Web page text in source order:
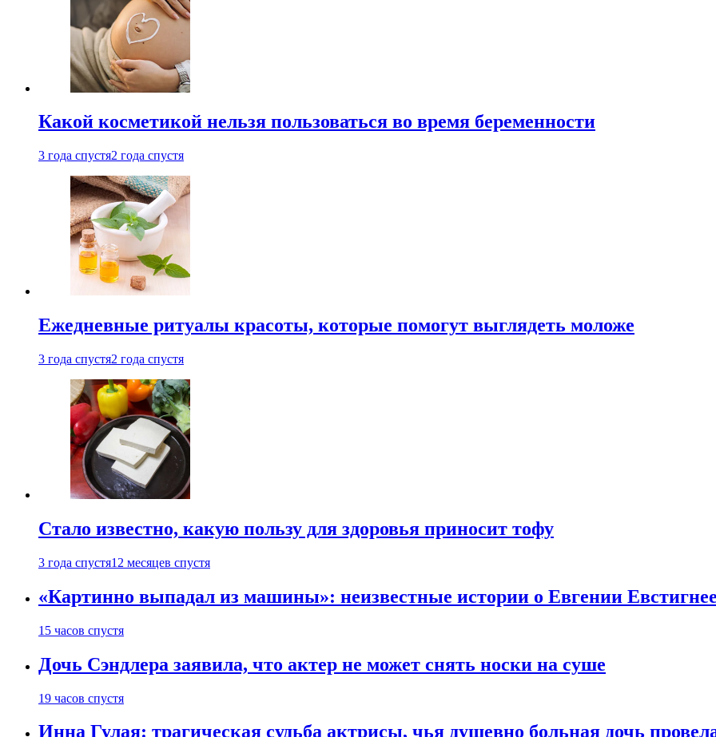
Какой косметикой нельзя пользоваться во время беременности
3 года спустя2 года спустя
Ежедневные ритуалы красоты, которые помогут выглядеть моложе
3 года спустя2 года спустя
Стало известно, какую пользу для здоровья приносит тофу
3 года спустя12 месяцев спустя
«Картинно выпадал из машины»: неизвестные истории о Евгении
15 часов спустя
Дочь Сэндлера заявила, что актер не может снять носки на суше
19 часов спустя
Инна Гулая: трагическая судьба актрисы, чья душевно больная дочь